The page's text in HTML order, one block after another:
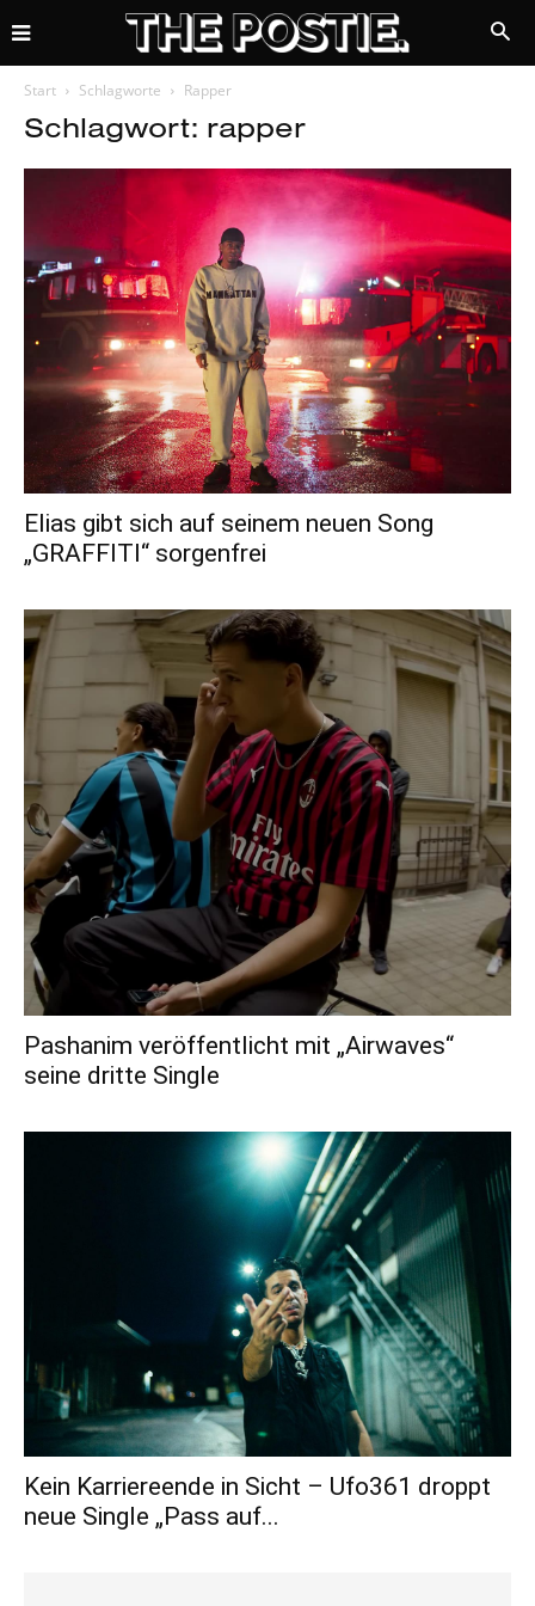
Start Schlagworte Rapper
Schlagwort: rapper
Elias gibt sich auf seinem neuen Song
„GRAFFITI“ sorgenfrei
Pashanim veröffentlicht mit „Airwaves“
seine dritte Single
Kein Karriereende in Sicht – Ufo361 droppt
neue Single „Pass auf...